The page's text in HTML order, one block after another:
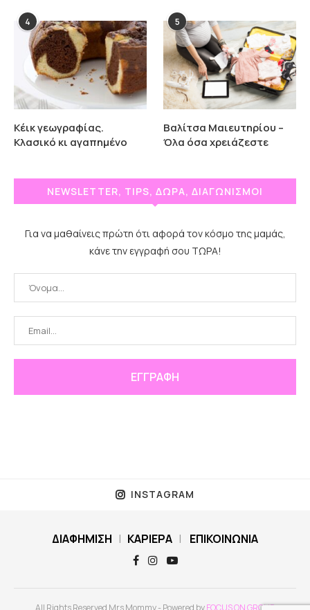
4
Κέικ γεωγραφίας.
Κλασικό κι αγαπημένο
5
Βαλίτσα Μαιευτηρίου –
Όλα όσα χρειάζεστε
NEWSLETTER, TIPS, ΔΩΡΑ, ΔΙΑΓΩΝΙΣΜΟΙ
Για να μαθαίνεις πρώτη ότι αφορά τον κόσμο της μαμάς,
κάνε την εγγραφή σου ΤΩΡΑ!
INSTAGRAM
ΔΙΑΦΗΜΙΣΗ | ΚΑΡΙΕΡΑ | ΕΠΙΚΟΙΝΩΝΙΑ
All Rights Reserved Mrs Mommy - Powered byFOCUS ON GROUP